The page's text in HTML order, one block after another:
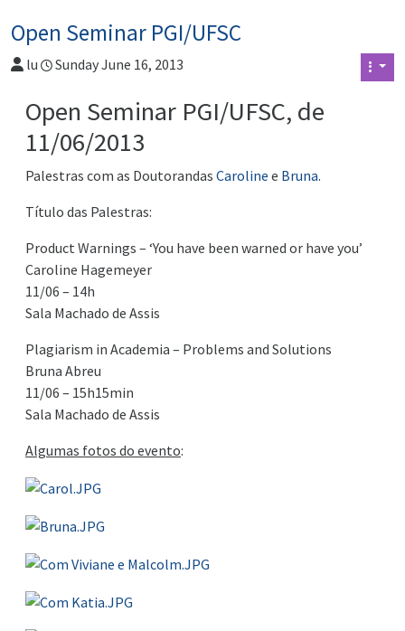
Open Seminar PGI/UFSC
lu Sunday June 16, 2013
Open Seminar PGI/UFSC, de
11/06/2013
Palestras com as Doutorandas Caroline e Bruna.
Título das Palestras:
Product Warnings – ‘You have been warned or have you’
Caroline Hagemeyer
11/06 – 14h
Sala Machado de Assis
Plagiarism in Academia – Problems and Solutions
Bruna Abreu
11/06 – 15h15min
Sala Machado de Assis
Algumas fotos do evento: